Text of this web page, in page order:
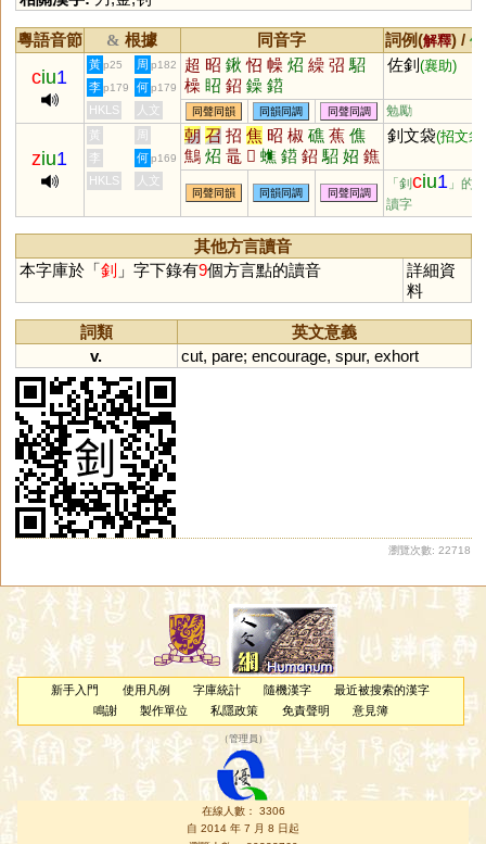
粵語音節 & 根據 同音字 詞例(解釋) /
ciu1
黃 p25 周 p182 超 昭 鍬 怊 幧 炤 繰 弨 駋
橾 眧 鉊 鐰 鍣
佐釗(襄助)
李 p179 何 p179
HKLS 人文 同聲同韻 同韻同調 同聲同調 勉勵
ziu1
黃 周 朝 召 招 焦 昭 椒 礁 蕉 僬
鷦 炤 鼂 𦩻 蟭 鍣 鉊 駋 妱 鐎
膲 燋 嫶
釗文袋(招文袋)
李 何 p169
HKLS 人文
同聲同韻 同韻同調 同聲同調
「釗ciu1 」的
讀字
其他方言讀音
本字庫於「釗 」字下錄有9個方言點的讀音
詳細資
料
詞類
英文意義
v.
cut, pare; encourage, spur, exhort
瀏覽次數: 22718
新手入門 使用凡例 字庫統計 隨機漢字
最近被搜索的漢字
鳴謝
製作單位 私隱政策 免責聲明 意見簿
（管理員 ）
在線人數： 3306
自 2014 年 7 月 8 日起